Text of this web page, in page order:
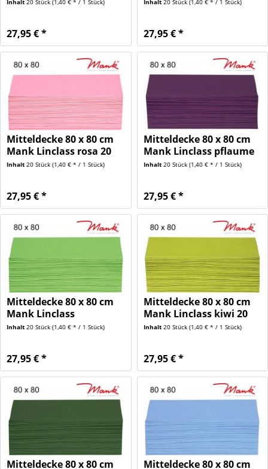
27,95 € * 27,95 € *
Mitteldecke 80 x 80 cm
Mank Linclass rosa 20
Stück
Inhalt20 Stück(1,40 € * / 1 Stück)
27,95 € *
Mitteldecke 80 x 80 cm
Mank Linclass pflaume
20...
Inhalt 20 Stück (1,40 € * / 1 Stück)
27,95 € *
Mitteldecke 80 x 80 cm
Mank Linclass
apfelgrün...
Inhalt20 Stück(1,40 € * / 1 Stück)
27,95 € *
Mitteldecke 80 x 80 cm
Mank Linclass kiwi 20
Stück
Inhalt 20 Stück (1,40 € * / 1 Stück)
27,95 € *
Mitteldecke 80 x 80 cm Mitteldecke 80 x 80 cm